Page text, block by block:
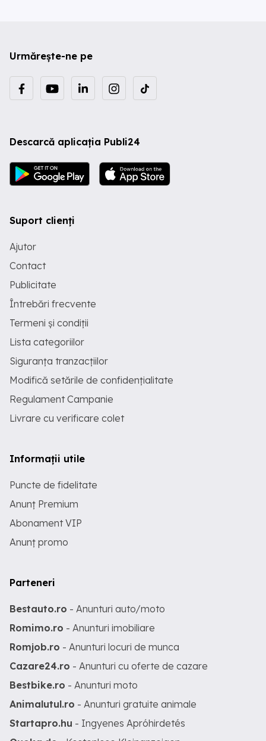
Urmărește-ne pe
Descarcă aplicația Publi24
Suport clienți
Ajutor
Contact
Publicitate
Întrebări frecvente
Termeni și condiții
Lista categoriilor
Siguranța tranzacțiilor
Modifică setările de confidențialitate
Regulament Campanie
Livrare cu verificare colet
Informații utile
Puncte de fidelitate
Anunț Premium
Abonament VIP
Anunț promo
Parteneri
Bestauto.ro - Anunturi auto/moto
Romimo.ro - Anunturi imobiliare
Romjob.ro - Anunturi locuri de munca
Cazare24.ro - Anunturi cu oferte de cazare
Bestbike.ro - Anunturi moto
Animalutul.ro - Anunturi gratuite animale
Startapro.hu - Ingyenes Apróhirdetés